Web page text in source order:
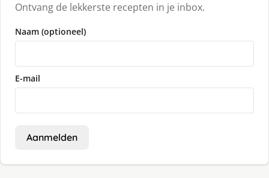
Ontvang de lekkerste recepten in je inbox.
Naam (optioneel)
E-mail
Aanmelden